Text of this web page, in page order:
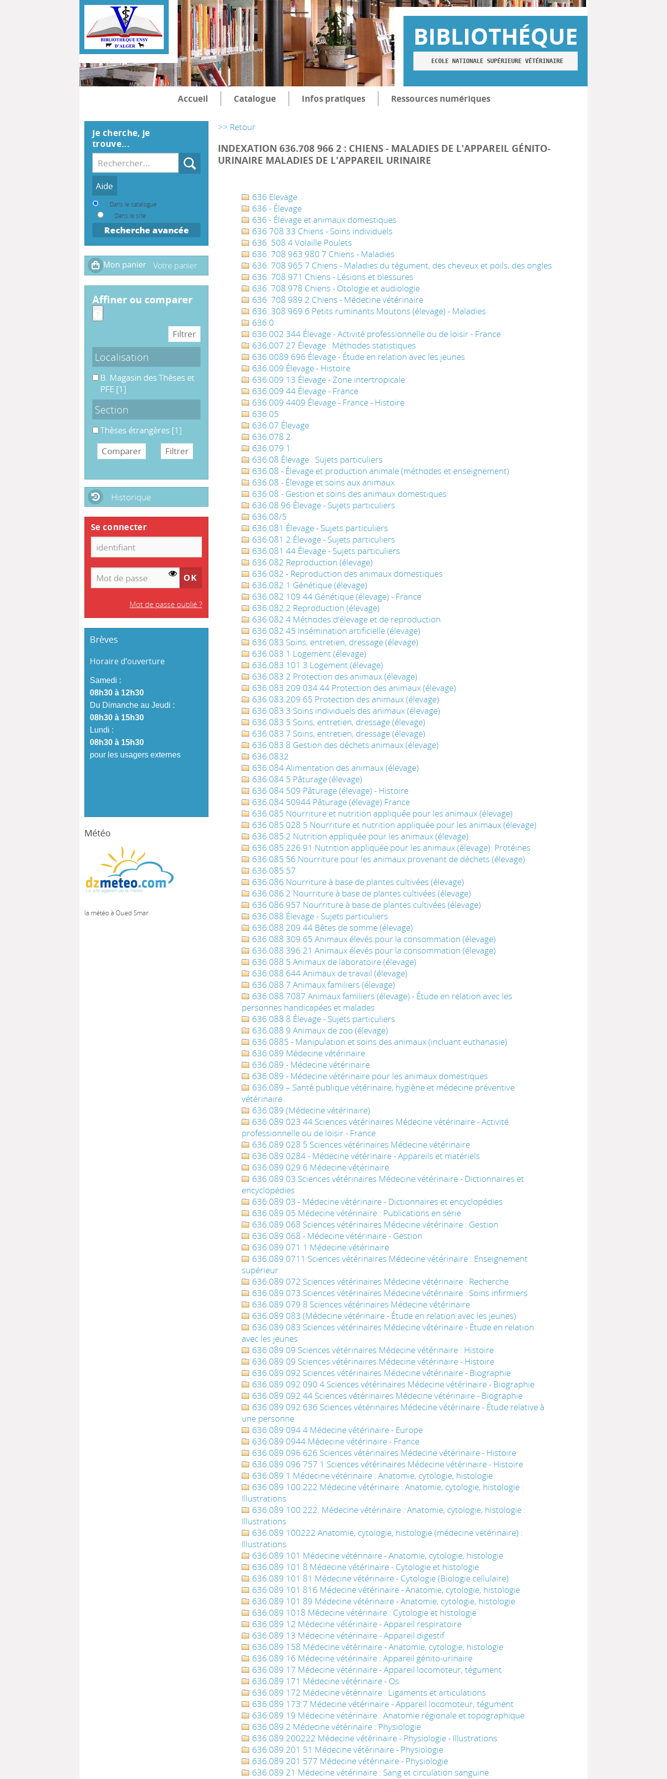
BIBLIOTHÉQUE
ECOLE NATIONALE SUPÉRIEURE VÉTÉRINAIRE
Accueil Catalogue Infos pratiques Ressources numériques
>> Retour
INDEXATION 636.708 966 2 : CHIENS - MALADIES DE L'APPAREIL GÉNITO-
URINAIRE MALADIES DE L'APPAREIL URINAIRE
636 Elevage
636 - Élevage
636 - Élevage et animaux domestiques
636 708 33 Chiens - Soins individuels
636. 508 4 Volaille Poulets
636. 708 963 980 7 Chiens - Maladies
636. 708 965 7 Chiens - Maladies du tégument, des cheveux et poils, des ongles
636. 708 971 Chiens - Lésions et blessures
636. 708 978 Chiens - Otologie et audiologie
636. 708 989 2 Chiens - Médecine vétérinaire
636..308 969 6 Petits ruminants Moutons (élevage) - Maladies
636.0
636.002 344 Élevage - Activité professionnelle ou de loisir - France
636.007 27 Élevage : Méthodes statistiques
636.0089 696 Élevage - Étude en relation avec les jeunes
636.009 Élevage - Histoire
636.009 13 Élevage - Zone intertropicale
636.009 44 Élevage - France
636.009 4409 Élevage - France - Histoire
636.05
636.07 Élevage
636.078 2
636.079 1
636.08 Élevage : Sujets particuliers
636.08 - Élevage et production animale (méthodes et enseignement)
636.08 - Élevage et soins aux animaux
636.08 - Gestion et soins des animaux domestiques
636.08 96 Élevage - Sujets particuliers
636.08/5
636.081 Élevage - Sujets particuliers
636.081 2 Élevage - Sujets particuliers
636.081 44 Élevage - Sujets particuliers
636.082 Reproduction (élevage)
636.082 - Reproduction des animaux domestiques
636.082 1 Génétique (élevage)
636.082 109 44 Génétique (élevage) - France
636.082 2 Reproduction (élevage)
636.082 4 Méthodes d'élevage et de reproduction
636.082 45 Insémination artificielle (élevage)
636.083 Soins, entretien, dressage (élevage)
636.083 1 Logement (élevage)
636.083 101 3 Logement (élevage)
636.083 2 Protection des animaux (élevage)
636.083 209 034 44 Protection des animaux (élevage)
636.083 209 65 Protection des animaux (élevage)
636.083 3 Soins individuels des animaux (élevage)
636.083 5 Soins, entretien, dressage (élevage)
636.083 7 Soins, entretien, dressage (élevage)
636.083 8 Gestion des déchets animaux (élevage)
636.0832
636.084 Alimentation des animaux (élevage)
636.084 5 Pâturage (élevage)
636.084 509 Pâturage (élevage) - Histoire
636.084 50944 Pâturage (élevage):France
636.085 Nourriture et nutrition appliquée pour les animaux (élevage)
636.085 028 5 Nourriture et nutrition appliquée pour les animaux (élevage)
636.085 2 Nutrition appliquée pour les animaux (élevage)
636.085 226 91 Nutrition appliquée pour les animaux (élevage): Protéines
636.085 56 Nourriture pour les animaux provenant de déchets (élevage)
636.085 57
636.086 Nourriture à base de plantes cultivées (élevage)
636.086 2 Nourriture à base de plantes cultivées (élevage)
636.086 957 Nourriture à base de plantes cultivées (élevage)
636.088 Élevage - Sujets particuliers
636.088 209 44 Bêtes de somme (élevage)
636.088 309 65 Animaux élevés pour la consommation (élevage)
636.088 396 21 Animaux élevés pour la consommation (élevage)
636.088 5 Animaux de laboratoire (élevage)
636.088 644 Animaux de travail (élevage)
636.088 7 Animaux familiers (élevage)
636.088 7087 Animaux familiers (élevage) - Étude en relation avec les
personnes handicapées et malades
636.088 8 Élevage - Sujets particuliers
636.088 9 Animaux de zoo (élevage)
636.0885 - Manipulation et soins des animaux (incluant euthanasie)
636.089 Médecine vétérinaire
636.089 - Médecine vétérinaire
636.089 - Médecine vétérinaire pour les animaux domestiques
636.089 – Santé publique vétérinaire, hygiène et médecine préventive
vétérinaire
636.089 (Médecine vétérinaire)
636.089 023 44 Sciences vétérinaires Médecine vétérinaire - Activité
professionnelle ou de loisir - France
636.089 028 5 Sciences vétérinaires Médecine vétérinaire
636.089 0284 - Médecine vétérinaire - Appareils et matériels
636.089 029 6 Médecine vétérinaire
636.089 03 Sciences vétérinaires Médecine vétérinaire - Dictionnaires et
encyclopédies
636.089 03 - Médecine vétérinaire - Dictionnaires et encyclopédies
636.089 05 Médecine vétérinaire : Publications en série
636.089 068 Sciences vétérinaires Médecine vétérinaire : Gestion
636.089 068 - Médecine vétérinaire - Gestion
636.089 071 1 Médecine vétérinaire
636.089 0711 Sciences vétérinaires Médecine vétérinaire : Enseignement
supérieur
636.089 072 Sciences vétérinaires Médecine vétérinaire : Recherche
636.089 073 Sciences vétérinaires Médecine vétérinaire : Soins infirmiers
636.089 079 8 Sciences vétérinaires Médecine vétérinaire
636.089 083 (Médecine vétérinaire - Étude en relation avec les jeunes)
636.089 083 Sciences vétérinaires Médecine vétérinaire - Étude en relation
avec les jeunes
636.089 09 Sciences vétérinaires Médecine vétérinaire : Histoire
636.089 09 Sciences vétérinaires Médecine vétérinaire - Histoire
636.089 092 Sciences vétérinaires Médecine vétérinaire - Biographie
636.089 092 090 4 Sciences vétérinaires Médecine vétérinaire - Biographie
636.089 092 44 Sciences vétérinaires Médecine vétérinaire - Biographie
636.089 092 636 Sciences vétérinaires Médecine vétérinaire - Étude relative à
une personne
636.089 094 4 Médecine vétérinaire - Europe
636.089 0944 Médecine vétérinaire - France
636.089 096 626 Sciences vétérinaires Médecine vétérinaire - Histoire
636.089 096 757 1 Sciences vétérinaires Médecine vétérinaire - Histoire
636.089 1 Médecine vétérinaire : Anatomie, cytologie, histologie
636.089 100 222 Médecine vétérinaire : Anatomie, cytologie, histologie :
Illustrations
636.089 100 222. Médecine vétérinaire : Anatomie, cytologie, histologie :
Illustrations
636.089 100222 Anatomie, cytologie, histologie (médecine vétérinaire) :
Illustrations
636.089 101 Médecine vétérinaire - Anatomie, cytologie, histologie
636.089 101 8 Médecine vétérinaire - Cytologie et histologie
636.089 101 81 Médecine vétérinaire - Cytologie (Biologie cellulaire)
636.089 101 816 Médecine vétérinaire - Anatomie, cytologie, histologie
636.089 101 89 Médecine vétérinaire - Anatomie, cytologie, histologie
636.089 1018 Médecine vétérinaire : Cytologie et histologie
636.089 12 Médecine vétérinaire - Appareil respiratoire
636.089 13 Médecine vétérinaire - Appareil digestif
636.089 158 Médecine vétérinaire - Anatomie, cytologie, histologie
636.089 16 Médecine vétérinaire : Appareil génito-urinaire
636.089 17 Médecine vétérinaire - Appareil locomoteur, tégument
636.089 171 Médecine vétérinaire - Os
636.089 172 Médecine vétérinaire : Ligaments et articulations
636.089 173 7 Médecine vétérinaire - Appareil locomoteur, tégument
636.089 19 Médecine vétérinaire : Anatomie régionale et topographique
636.089 2 Médecine vétérinaire : Physiologie
636.089 200222 Médecine vétérinaire - Physiologie - Illustrations
636.089 201 51 Médecine vétérinaire - Physiologie
636.089 201 577 Médecine vétérinaire - Physiologie
636.089 21 Médecine vétérinaire : Sang et circulation sanguine
Je cherche, je
trouve...
Recherche
Dans le catalogue
Dans le site
Recherche avancée
affiner ou comparer
Localisation
B. Magasin des Thèses et PFE
B. Magasin des Thèses et
PFE [1]
Section
Thèses étrangères
Thèses étrangères [1]
Historique
Se connecter
Mot de passe oublié ?
Brèves
Horaire d’ouverture
Samedi :
08h30 à 12h30
Du Dimanche au Jeudi :
08h30 à 15h30
Lundi :
08h30 à 15h30
pour les usagers externes
Météo
la météo à Oued Smar